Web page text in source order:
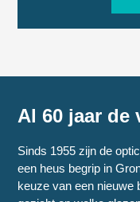
Al 60 jaar de
Sinds 1955 zijn de
een heus begrip in
keuze van een nieuwe